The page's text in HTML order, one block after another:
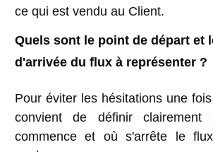
ce qui est vendu au Client.
Quels sont le point de départ et
d'arrivée du flux à représenter ?
Pour éviter les hésitations une
convient de définir
commence et où s'arrête le